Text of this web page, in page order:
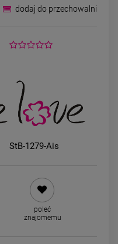
Bransoletka STAL
CHIRURGICZNA grubszy
okrągły złote pierścienie
39,00 zł
dodaj do przechowalni
StB-1279-Ais
poleć
znajomemu